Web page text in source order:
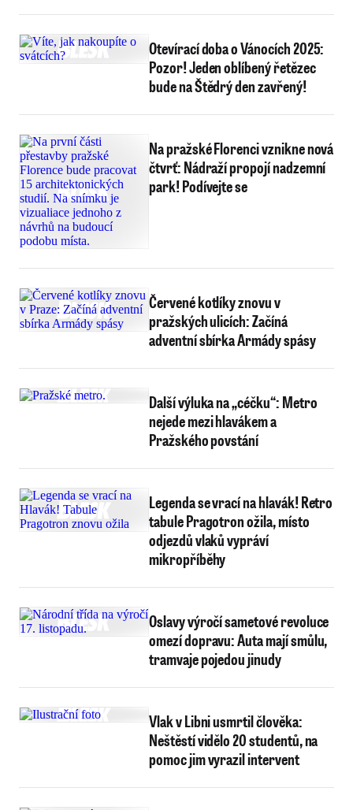
Otevírací doba o Vánocích 2025:
Pozor! Jeden oblíbený řetězec
bude na Štědrý den zavřený!
Na pražské Florenci vznikne nová
čtvrť: Nádraží propojí nadzemní
park! Podívejte se
Červené kotlíky znovu v
pražských ulicích: Začíná
adventní sbírka Armády spásy
Další výluka na „céčku“: Metro
nejede mezi hlavákem a
Pražského povstání
Legenda se vrací na hlavák! Retro
tabule Pragotron ožila, místo
odjezdů vlaků vypráví
mikropříběhy
Oslavy výročí sametové revoluce
omezí dopravu: Auta mají smůlu,
tramvaje pojedou jinudy
Vlak v Libni usmrtil člověka:
Neštěstí vidělo 20 studentů, na
pomoc jim vyrazil intervent